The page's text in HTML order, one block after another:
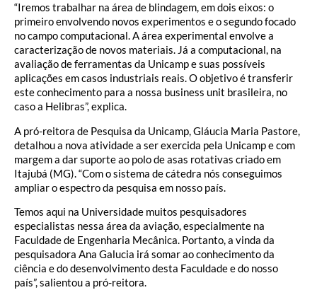
“Iremos trabalhar na área de blindagem, em dois eixos: o
primeiro envolvendo novos experimentos e o segundo focado
no campo computacional. A área experimental envolve a
caracterização de novos materiais. Já a computacional, na
avaliação de ferramentas da Unicamp e suas possíveis
aplicações em casos industriais reais. O objetivo é transferir
este conhecimento para a nossa business unit brasileira, no
caso a Helibras”, explica.
A pró-reitora de Pesquisa da Unicamp, Gláucia Maria Pastore,
detalhou a nova atividade a ser exercida pela Unicamp e com
margem a dar suporte ao polo de asas rotativas criado em
Itajubá (MG). “Com o sistema de cátedra nós conseguimos
ampliar o espectro da pesquisa em nosso país.
Temos aqui na Universidade muitos pesquisadores
especialistas nessa área da aviação, especialmente na
Faculdade de Engenharia Mecânica. Portanto, a vinda da
pesquisadora Ana Galucia irá somar ao conhecimento da
ciência e do desenvolvimento desta Faculdade e do nosso
país”, salientou a pró-reitora.